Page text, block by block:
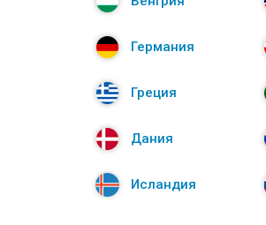
Германия
Греция
Дания
Исландия